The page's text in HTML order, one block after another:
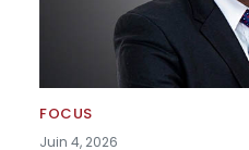
FOCUS
Juin 4, 2026